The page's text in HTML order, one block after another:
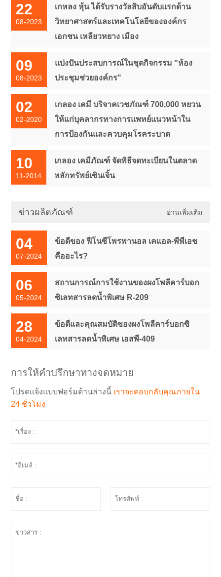
22
08-2023
เกหลง หุ้น ได้รับรางวัลสิบอันดับแรกด้าน
วิทยาศาสตร์และเทคโนโลยีขององค์กร
เอกชน เหลียวหยาง เมือง
09
08-2023
แบ่งปันประสบการณ์ในชุดกิจกรรม "ห้อง
ประชุมช่วยองค์กร"
02
02-2020
เกลอง เคมี บริจาคเวชภัณฑ์ 700,000 หยวน
ให้แก่บุคลากรทางการแพทย์แนวหน้าใน
การป้องกันและควบคุมโรคระบาด
10
11-2014
เกลอง เคมีภัณฑ์ จัดพิธีจดทะเบียนในตลาด
หลักทรัพย์เซินเจิ้น
ข่าวผลิตภัณฑ์ อ่านเพิ่มเติม
04
07-2024
ข้อดีของ ฟีโนซีโพรพานอล เคแอล-พีพีเอช
คืออะไร?
06
05-2024
สถานการณ์การใช้งานของผงโพลีคาร์บอก
ซิเลทสารลดน้ำพิเศษ R-209
28
04-2024
ข้อดีและคุณสมบัติของผงโพลีคาร์บอกซิ
เลทสารลดน้ำพิเศษ เอสพี-409
การให้คำปรึกษาทางจดหมาย
โปรดแจ้งแบบฟอร์มด้านล่างนี้ เราจะตอบกลับคุณภายใน
24 ชั่วโมง